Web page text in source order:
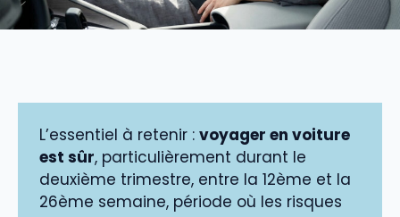
L’essentiel à retenir : voyager en voiture
est sûr, particulièrement durant le
deuxième trimestre, entre la 12ème et la
26ème semaine, période où les risques